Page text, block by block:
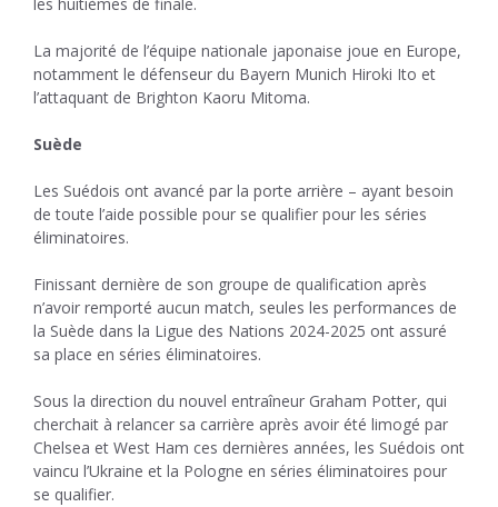
La majorité de l’équipe nationale japonaise joue en Europe,
notamment le défenseur du Bayern Munich Hiroki Ito et
l’attaquant de Brighton Kaoru Mitoma.
Suède
Les Suédois ont avancé par la porte arrière – ayant besoin
de toute l’aide possible pour se qualifier pour les séries
éliminatoires.
Finissant dernière de son groupe de qualification après
n’avoir remporté aucun match, seules les performances de
la Suède dans la Ligue des Nations 2024-2025 ont assuré
sa place en séries éliminatoires.
Sous la direction du nouvel entraîneur Graham Potter, qui
cherchait à relancer sa carrière après avoir été limogé par
Chelsea et West Ham ces dernières années, les Suédois ont
vaincu l’Ukraine et la Pologne en séries éliminatoires pour
se qualifier.